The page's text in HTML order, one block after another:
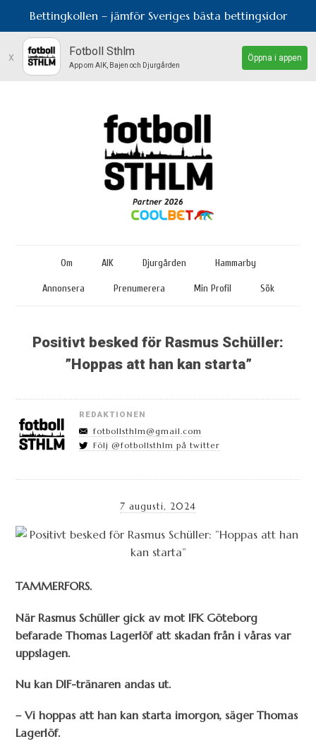
Bettingkollen – jämför Sveriges bästa bettingsidor
x Fotboll Sthlm
App om AIK, Bajen och Djurgården
Öppna i appen
Om AIK Djurgården Hammarby
Annonsera Prenumerera Min Profil Sök
Positivt besked för Rasmus Schüller:
”Hoppas att han kan starta”
REDAKTIONEN
fotbollsthlm@gmail.com
Följ @fotbollsthlm på twitter
7 augusti, 2024
TAMMERFORS.
När Rasmus Schüller gick av mot IFK Göteborg
befarade Thomas Lagerlöf att skadan från i våras var
uppslagen.
Nu kan DIF-tränaren andas ut.
– Vi hoppas att han kan starta imorgon, säger Thomas
Lagerlöf.